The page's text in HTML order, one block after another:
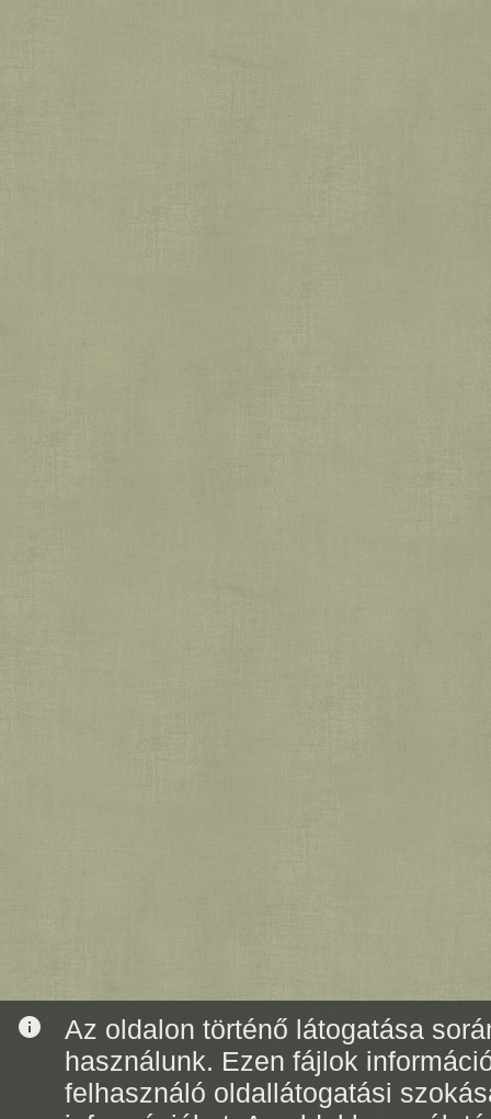
info
Az oldalon történő látogatása
használunk. Ezen fájlok
felhasználó oldallátogatási